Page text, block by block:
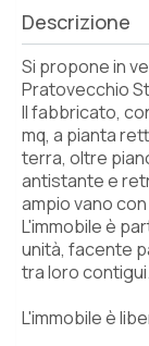
Descrizione
Si propone in
Pratovecchio
Il fabbricato,
mq, a pianta
terra, oltre
antistante e
ampio vano
L'immobile è
unità, facente
tra loro contigui.
L'immobile è